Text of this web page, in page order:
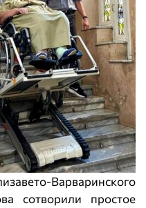
Варваринского
сотворили простое